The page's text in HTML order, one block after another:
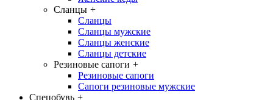
Сланцы +
Сланцы
Сланцы мужские
Сланцы женские
Сланцы детские
Резиновые сапоги +
Резиновые сапоги
Сапоги резиновые мужские
Спецобувь +